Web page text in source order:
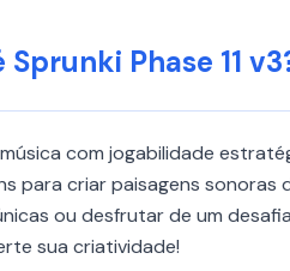
Sprunki Phase 11
com jogabilidade
para criar paisagens
ou desfrutar de um
sua criatividade!